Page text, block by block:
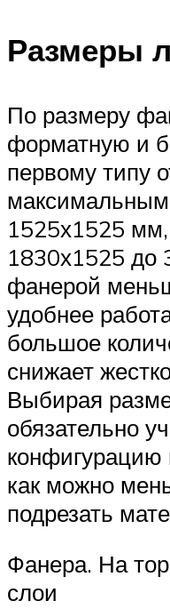
Размеры
По размеру
форматную и
первому типу
1525х1525 мм,
1830х1525
фанерой
удобнее
большое
снижает
Выбирая
обязательно
как можно
подрезать
Фанера. На
слои